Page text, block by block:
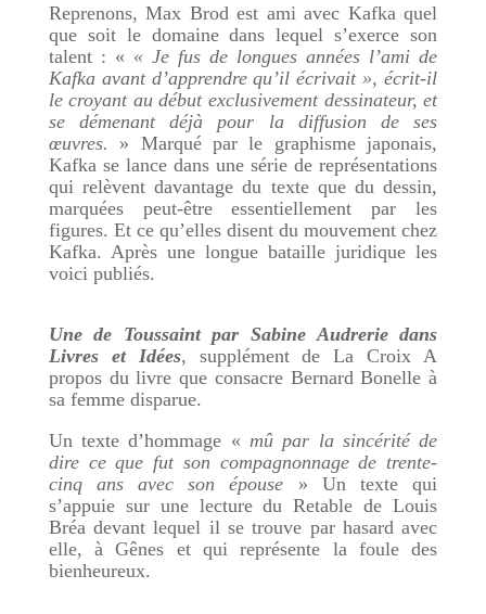
Reprenons, Max Brod est ami avec Kafka quel
que soit le domaine dans lequel s’exerce son
talent : « « Je fus de longues années l’ami de
Kafka avant d’apprendre qu’il écrivait », écrit-il
le croyant au début exclusivement dessinateur, et
se démenant déjà pour la diffusion de ses
œuvres. » Marqué par le graphisme japonais,
Kafka se lance dans une série de représentations
qui relèvent davantage du texte que du dessin,
marquées peut-être essentiellement par les
figures. Et ce qu’elles disent du mouvement chez
Kafka. Après une longue bataille juridique les
voici publiés.
Une de Toussaint par Sabine Audrerie dans
Livres et Idées, supplément de La Croix A
propos du livre que consacre Bernard Bonelle à
sa femme disparue.
Un texte d’hommage « mû par la sincérité de
dire ce que fut son compagnonnage de trente-
cinq ans avec son épouse » Un texte qui
s’appuie sur une lecture du Retable de Louis
Bréa devant lequel il se trouve par hasard avec
elle, à Gênes et qui représente la foule des
bienheureux.